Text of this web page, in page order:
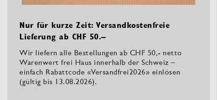
Nur für kurze Zeit: Versandkostenfreie
Lieferung ab CHF 50.–
Wir liefern alle Bestellungen ab CHF 50,- netto
Warenwert frei Haus innerhalb der Schweiz –
einfach Rabattcode «Versandfrei2026» einlösen
(gültig bis 13.08.2026).